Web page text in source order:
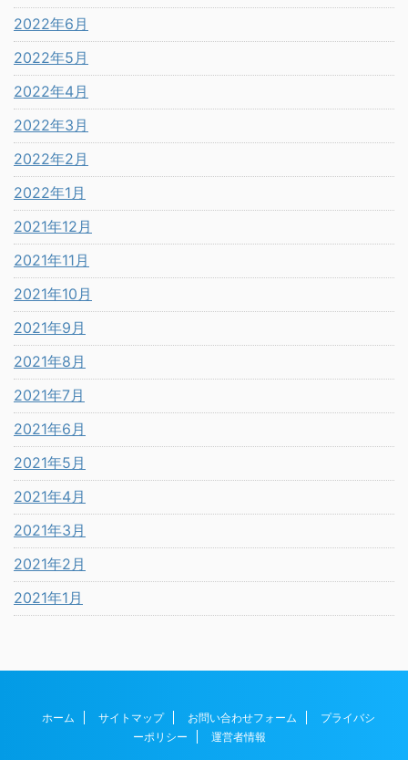
2022年6月
2022年5月
2022年4月
2022年3月
2022年2月
2022年1月
2021年12月
2021年11月
2021年10月
2021年9月
2021年8月
2021年7月
2021年6月
2021年5月
2021年4月
2021年3月
2021年2月
2021年1月
ホーム サイトマップ お問い合わせフォーム
プライバシ
ーポリシー
運営者情報